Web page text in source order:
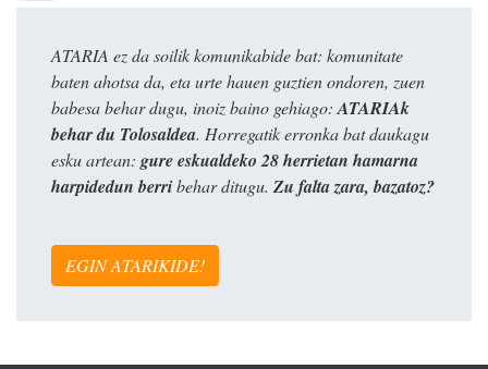
ATARIA ez da soilik komunikabide bat: komunitate
baten ahotsa da, eta urte hauen guztien ondoren, zuen
babesa behar dugu, inoiz baino gehiago: ATARIAk
behar du Tolosaldea. Horregatik erronka bat daukagu
esku artean: gure eskualdeko 28 herrietan hamarna
harpidedun berribehar ditugu. Zu falta zara, bazatoz?
EGIN ATARIKIDE!